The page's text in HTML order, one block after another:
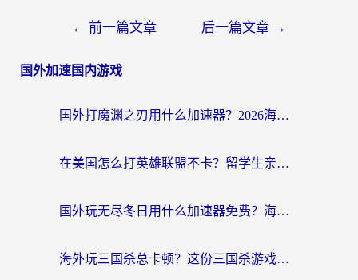
← 前一篇文章 后一篇文章 →
国外加速国内游戏
国外打魔渊之刃用什么加速器？2026海外玩家国服游戏加速全攻略（附闪耀暖暖&复苏的魔女避坑指南）
在美国怎么打英雄联盟不卡？留学生亲测的国服游戏加速全攻略
国外玩无尽冬日用什么加速器免费？海外党国服游戏加速避坑指南
海外玩三国杀总卡顿？这份三国杀游戏加速器指南帮你告别延迟烦恼